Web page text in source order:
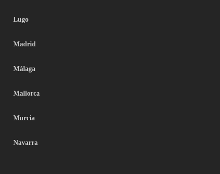
Lugo
Madrid
Málaga
Mallorca
Murcia
Navarra